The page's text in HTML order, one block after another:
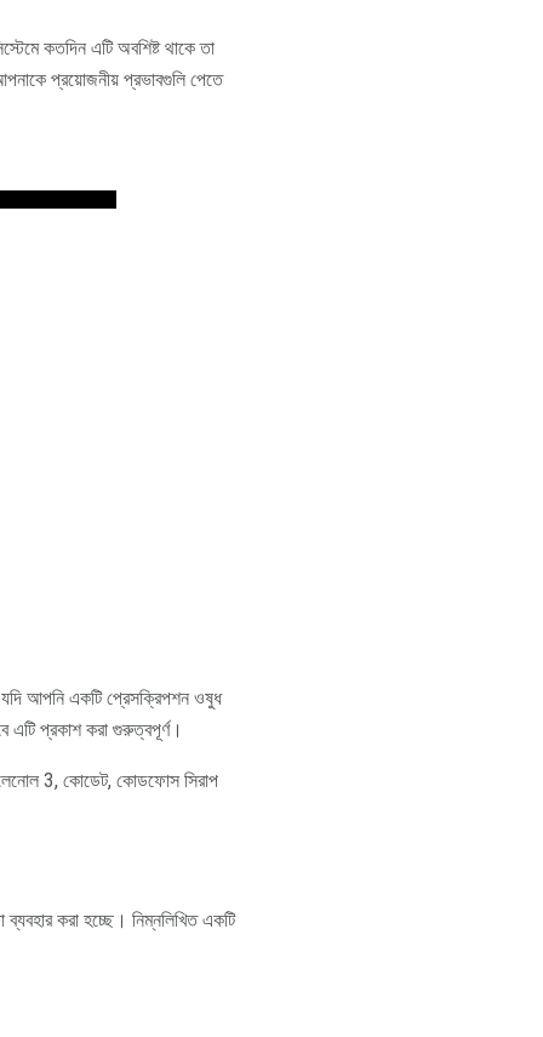
কতদিন এটি অবশিষ্ট থাকে তা
প্রয়োজনীয় প্রভাবগুলি পেতে
যদি আপনি একটি প্রেসক্রিপশন ওষুধ
এটি প্রকাশ করা গুরুত্বপূর্ণ।
3, কোডেট, কোডফোস সিরাপ
করা হচ্ছে। নিম্নলিখিত একটি